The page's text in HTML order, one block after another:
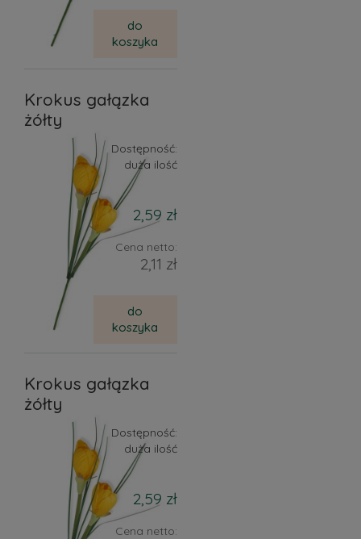
do
koszyka
Krokus gałązka
żółty
Dostępność:
duża ilość
2,59 zł
Cena netto:
2,11 zł
do
koszyka
Krokus gałązka
żółty
Dostępność:
duża ilość
2,59 zł
Cena netto: